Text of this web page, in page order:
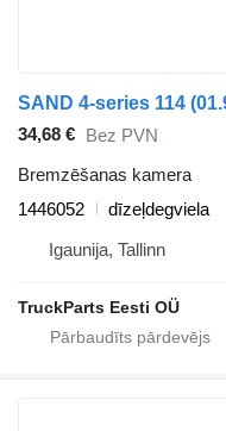
34,68 € Bez PVN
Bremzēšanas kamera
1446052
dīzeļdegviela
Igaunija, Tallinn
TruckParts Eesti OÜ